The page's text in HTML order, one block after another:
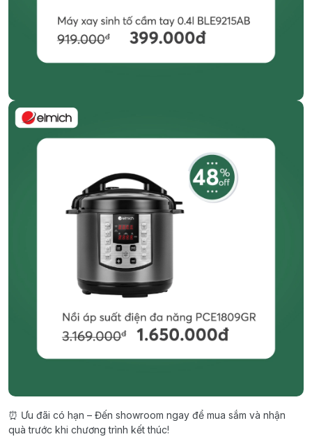
⏰ Ưu đãi có hạn – Đến showroom ngay để mua sắm và nhận
quà trước khi chương trình kết thúc!